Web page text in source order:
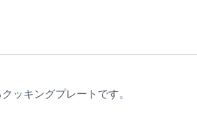
ッキングプレートです。